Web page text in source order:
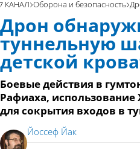
7 КАНАЛ Оборона и безопасность Дрон
Дрон
туннельную
детской
Боевые действия в
Рафиаха,
для сокрытия входов в
Йоссеф Йак